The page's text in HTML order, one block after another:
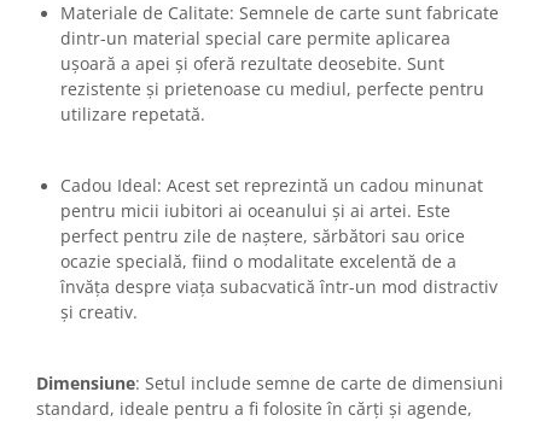
Materiale de Calitate: Semnele de carte sunt fabricate
dintr-un material special care permite aplicarea
ușoară a apei și oferă rezultate deosebite. Sunt
rezistente și prietenoase cu mediul, perfecte pentru
utilizare repetată.
Cadou Ideal: Acest set reprezintă un cadou minunat
pentru micii iubitori ai oceanului și ai artei. Este
perfect pentru zile de naștere, sărbători sau orice
ocazie specială, fiind o modalitate excelentă de a
învăța despre viața subacvatică într-un mod distractiv
și creativ.
Dimensiune: Setul include semne de carte de dimensiuni
standard, ideale pentru a fi folosite în cărți și agende,